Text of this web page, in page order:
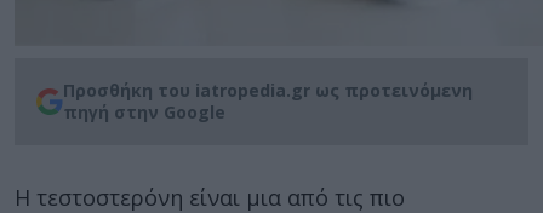
Προσθήκη του iatropedia.gr ως προτεινόμενη
πηγή στην Google
Η τεστοστερόνη είναι μια από τις πιο